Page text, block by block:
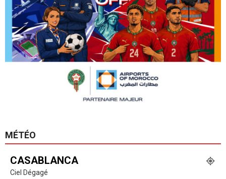
MÉTÉO
CASABLANCA
Ciel Dégagé